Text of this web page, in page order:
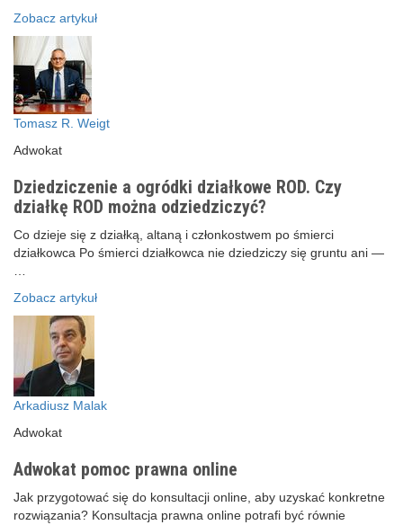
Zobacz artykuł
Tomasz R. Weigt
Adwokat
Dziedziczenie a ogródki działkowe ROD. Czy
działkę ROD można odziedziczyć?
Co dzieje się z działką, altaną i członkostwem po śmierci
działkowca Po śmierci działkowca nie dziedziczy się gruntu ani —
…
Zobacz artykuł
Arkadiusz Malak
Adwokat
Adwokat pomoc prawna online
Jak przygotować się do konsultacji online, aby uzyskać konkretne
rozwiązania? Konsultacja prawna online potrafi być równie